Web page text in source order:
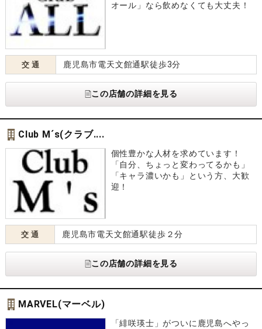
オール」なら飲めなくても大丈夫！
交 通 鹿児島市電天文館通駅徒歩3分
この店舗の詳細を見る
Club M´s(クラブ....
個性豊かな人材を求めています！
「自分、ちょっと変わってるかも」
「キャラ濃いかも」という方、大歓
迎！
交 通 鹿児島市電天文館通駅徒歩２分
この店舗の詳細を見る
MARVEL(マーベル)
「緋咲瑛士」がついに鹿児島へやっ